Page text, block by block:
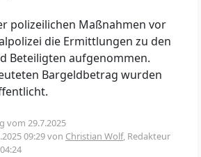
polizeilichen Maßnahmen vor
die Ermittlungen zu den
Beteiligten aufgenommen.
Bargeldbetrag wurden
vom 29.7.2025
09:29von Christian Wolf, Redakteur